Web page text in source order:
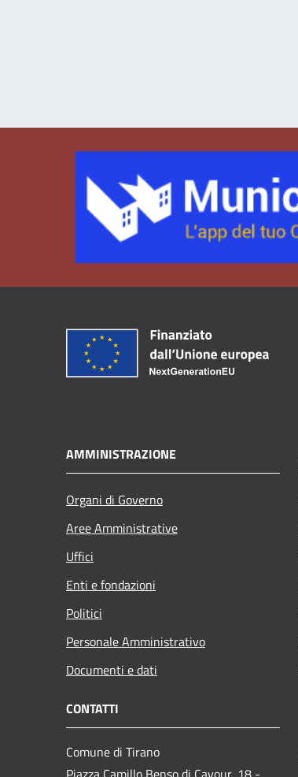
AMMINISTRAZIONE
Organi di Governo
Aree Amministrative
Uffici
Enti e fondazioni
Politici
Personale Amministrativo
Documenti e dati
CONTATTI
Comune di Tirano